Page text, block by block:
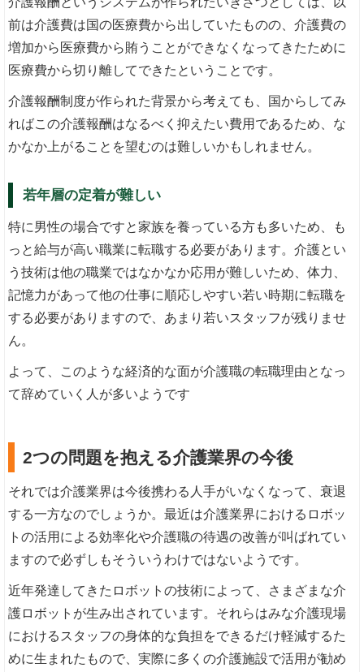
前は介護費は国の医療費から出していたものの、介護費の
増加から医療費から賄うことができなくなってきたために
医療費から切り離してできたということです。
介護報酬制度が作られた背景から考えても、国からしてみ
ればこの介護報酬はなるべく抑えたい費用であるため、な
かなか上がることを望むのは難しいかもしれません。
若年層の定着が難しい
特に男性の場合ですと家族を養っている方も多いため、も
っと給与が高い職業に転職する必要があります。介護とい
う技術は他の職業ではなかなか応用が難しいため、体力、
記憶力があって他の仕事に順応しやすい若い時期に転職を
する必要がありますので、あまり若いスタッフが残りませ
ん。
よって、このような経済的な面が介護職の転職理由となっ
て辞めていく人が多いようです
2つの問題を抱える介護業界の今後
それでは介護業界は今後携わる人手がいなくなって、衰退
する一方なのでしょうか。最近は介護業界におけるロボッ
トの活用による効率化や介護職の待遇の改善が叫ばれてい
ますので必ずしもそういうわけではないようです。
近年発達してきたロボットの技術によって、さまざまな介
護ロボットが生み出されています。それらはみな介護現場
におけるスタッフの身体的な負担をできるだけ軽減するた
めに生まれたもので、実際に多くの介護施設で活用が勧め